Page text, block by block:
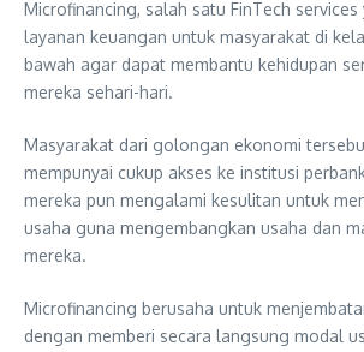
Microfinancing, salah satu FinTech
layanan keuangan untuk masyarakat di
bawah agar dapat membantu kehidupan
mereka sehari-hari.
Masyarakat dari golongan ekonomi
mempunyai cukup akses ke institusi
mereka pun mengalami kesulitan untuk
usaha guna mengembangkan usaha dan
mereka.
Microfinancing berusaha untuk
dengan memberi secara langsung modal